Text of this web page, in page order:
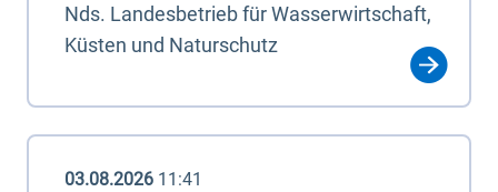
Nds. Landesbetrieb für Wasserwirtschaft,
Küsten und Naturschutz
03.08.2026 11:41